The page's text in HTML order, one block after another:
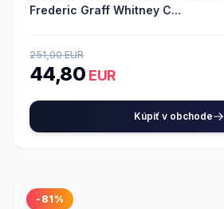
Frederic Graff Whitney C...
251,00 EUR
44,80 EUR
Kúpiť v obchode
-81%